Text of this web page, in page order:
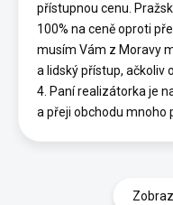
přístupnou cenu.
100% na ceně oproti
musím Vám z Moravy
a lidský přístup, ačkoliv
4. Paní realizátorka je
a přeji obchodu mnoho